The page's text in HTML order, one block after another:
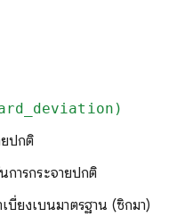
ปกติ
การกระจายปกติ
เบี่ยงเบนมาตรฐาน (ซิกมา)